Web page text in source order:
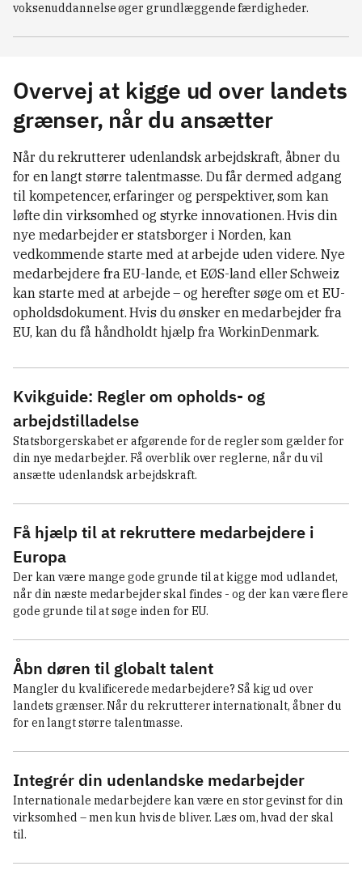
voksenuddannelse øger grundlæggende færdigheder.
Overvej at kigge ud over landets
grænser, når du ansætter
Når du rekrutterer udenlandsk arbejdskraft, åbner du
for en langt større talentmasse. Du får dermed adgang
til kompetencer, erfaringer og perspektiver, som kan
løfte din virksomhed og styrke innovationen. Hvis din
nye medarbejder er statsborger i Norden, kan
vedkommende starte med at arbejde uden videre. Nye
medarbejdere fra EU-lande, et EØS-land eller Schweiz
kan starte med at arbejde – og herefter søge om et EU-
opholdsdokument. Hvis du ønsker en medarbejder fra
EU, kan du få håndholdt hjælp fra WorkinDenmark.
Kvikguide: Regler om opholds- og
arbejdstilladelse
Statsborgerskabet er afgørende for de regler som gælder for
din nye medarbejder. Få overblik over reglerne, når du vil
ansætte udenlandsk arbejdskraft.
Få hjælp til at rekruttere medarbejdere i
Europa
Der kan være mange gode grunde til at kigge mod udlandet,
når din næste medarbejder skal findes - og der kan være flere
gode grunde til at søge inden for EU.
Åbn døren til globalt talent
Mangler du kvalificerede medarbejdere? Så kig ud over
landets grænser. Når du rekrutterer internationalt, åbner du
for en langt større talentmasse.
Integrér din udenlandske medarbejder
Internationale medarbejdere kan være en stor gevinst for din
virksomhed – men kun hvis de bliver. Læs om, hvad der skal
til.